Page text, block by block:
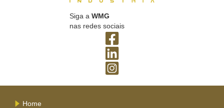
Siga a WMG
nas redes sociais
Home